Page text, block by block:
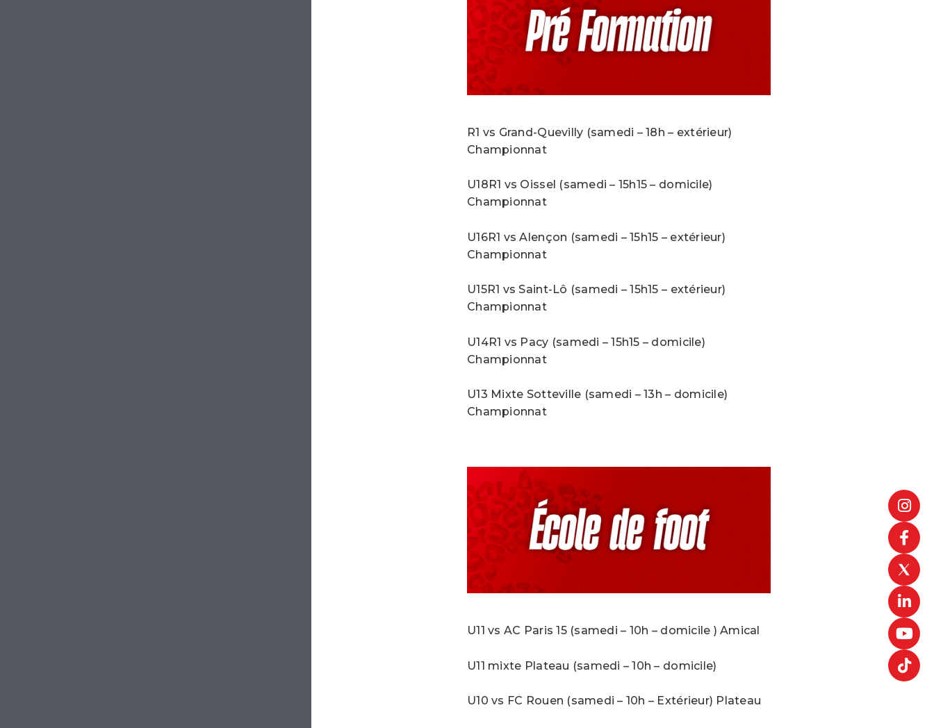
R1 vs Grand-Quevilly (samedi – 18h – extérieur)
Championnat
U18R1 vs Oissel (samedi – 15h15 – domicile)
Championnat
U16R1 vs Alençon (samedi – 15h15 – extérieur)
Championnat
U15R1 vs Saint-Lô (samedi – 15h15 – extérieur)
Championnat
U14R1 vs Pacy (samedi – 15h15 – domicile)
Championnat
U13 Mixte Sotteville (samedi – 13h – domicile)
Championnat
U11 vs AC Paris 15 (samedi – 10h – domicile ) Amical
U11 mixte Plateau (samedi – 10h – domicile)
U10 vs FC Rouen (samedi – 10h – Extérieur) Plateau